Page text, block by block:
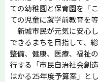
ての幼稚園と保育園を「
ての児童に就学前教育を
新城市民が元気に安心
できるまちを目指して、
整備、健康、医療、福祉
行する「市民自治社会創
はかる25年度予算案」と